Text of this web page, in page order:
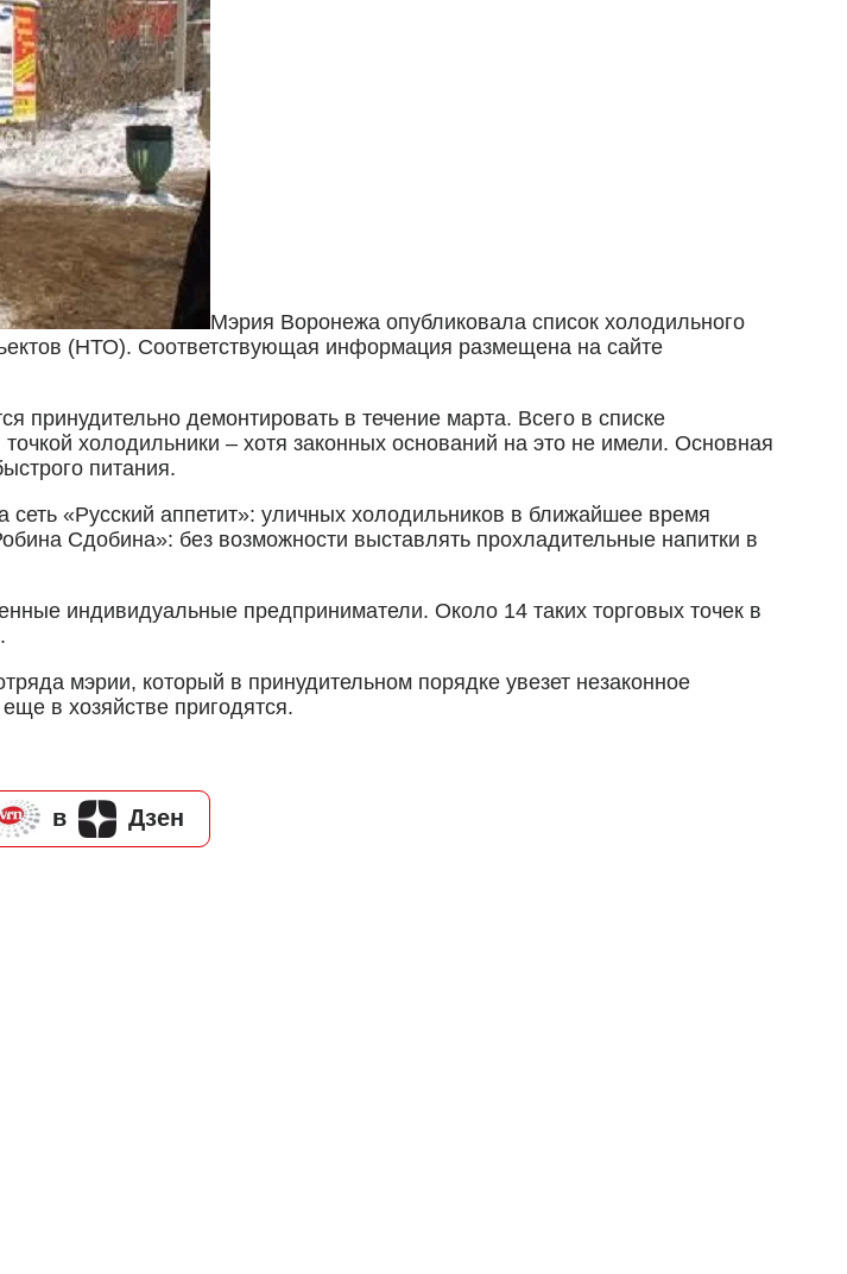
Мэрия Воронежа опубликовала список холодильного
(НТО). Соответствующая информация размещена на сайте
демонтировать в течение марта. Всего в списке
холодильники – хотя законных оснований на это не имели. Основная
питания.
«Русский аппетит»: уличных холодильников в ближайшее время
Сдобина»: без возможности выставлять прохладительные напитки в
индивидуальные предприниматели. Около 14 таких торговых точек в
мэрии, который в принудительном порядке увезет незаконное
в хозяйстве пригодятся.
в Дзен